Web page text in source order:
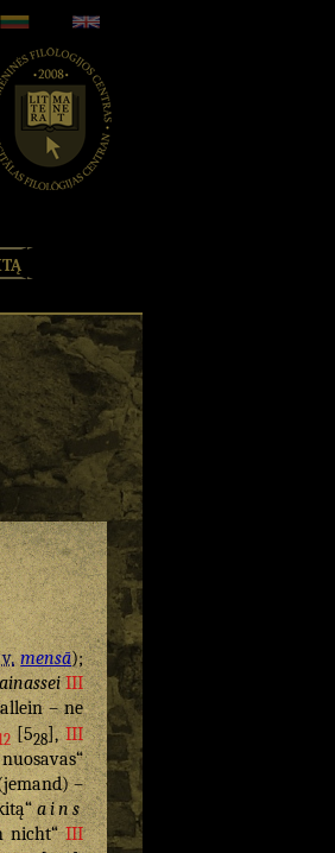
mensā);
III
– ne
[528],III
–
ains
nicht“III